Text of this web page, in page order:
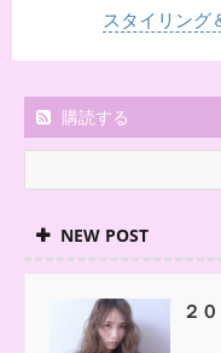
スタイリング
購読する
NEW POST
２